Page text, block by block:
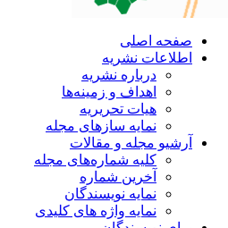
صفحه اصلی
اطلاعات نشریه
درباره نشریه
اهداف و زمینه‌ها
هیات تحریریه
نمایه سازهای مجله
آرشیو مجله و مقالات
کلیه شماره‌های مجله
آخرین شماره
نمایه نویسندگان
نمایه واژه های کلیدی